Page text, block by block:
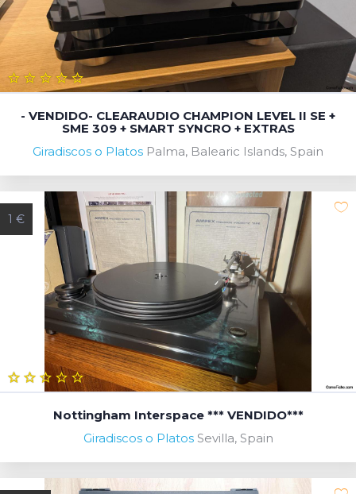
- VENDIDO- CLEARAUDIO CHAMPION LEVEL II SE +
SME 309 + SMART SYNCRO + EXTRAS
Giradiscos o Platos Palma, Balearic Islands, Spain
1 €
Nottingham Interspace *** VENDIDO***
Giradiscos o Platos Sevilla, Spain